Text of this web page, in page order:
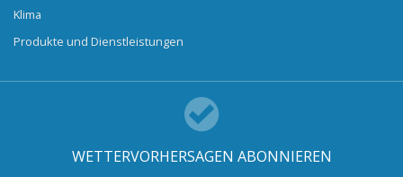
Klima
Produkte und Dienstleistungen
WETTERVORHERSAGEN ABONNIEREN